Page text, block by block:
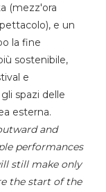
(mezz'ora
e un
la fine
sostenibile,
e
spazi delle
esterna.
and
performances
still make only
the start of the